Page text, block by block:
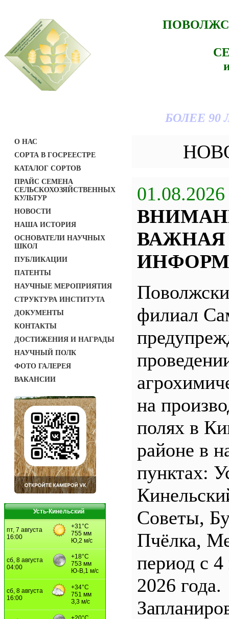
БОЛЕЕ
О НАС
СОРТА В ГОСРЕЕСТРЕ
КАТАЛОГ СОРТОВ
ПРАЙС СЕМЕНА
СЕЛЬСКОХОЗЯЙСТВЕННЫХ
КУЛЬТУР
НОВОСТИ
НАША ИСТОРИЯ
ОСНОВАТЕЛИ НАУЧНЫХ
ШКОЛ
ПУБЛИКАЦИИ
ПАТЕНТЫ
НАУЧНЫЕ МЕРОПРИЯТИЯ
СТРУКТУРА ИНСТИТУТА
ДОКУМЕНТЫ
КОНТАКТЫ
ДОСТИЖЕНИЯ И НАГРАДЫ
НАУЧНЫЙ ПОЛК
ФОТО ГАЛЕРЕЯ
ВАКАНСИИ
Усть-Кинельский
01.08.2026
ВАЖНАЯ
филиал
на
полях в
районе в
пунктах:
Советы,
Пчёлка,
период с 4
2026 года.